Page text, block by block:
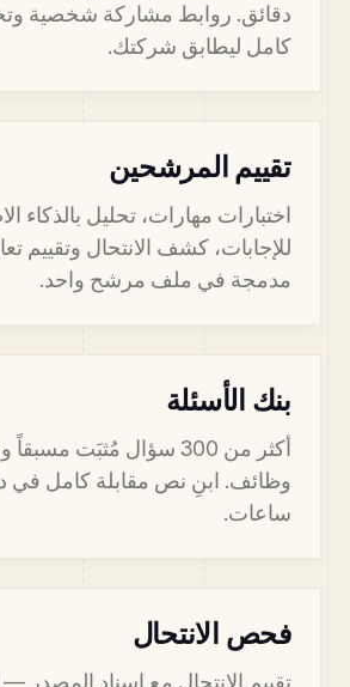
دقائق. روابط مشاركة شخصية
كامل ليطابق شركتك.
تقييم المرشحين
اختبارات مهارات، تحليل بالذكاء
للإجابات، كشف الانتحال وتقييم
مدمجة في ملف مرشح واحد.
بنك الأسئلة
أكثر من 300 سؤال مُثبَت
وظائف. ابنِ نص مقابلة كامل في
ساعات.
فحص الانتحال
تقييم الانتحال مع إسناد